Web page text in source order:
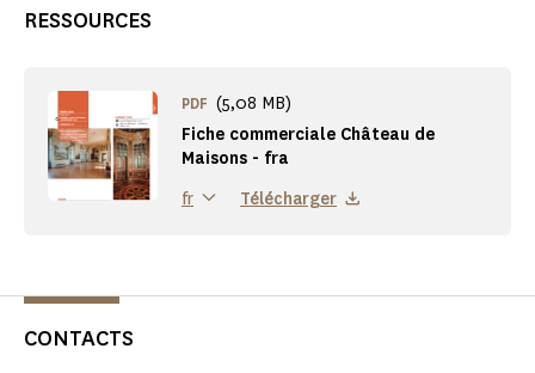
RESSOURCES
Fiche commerciale Château de
Maisons - fra
PDF (5,08 MB)
fr Télécharger
CONTACTS